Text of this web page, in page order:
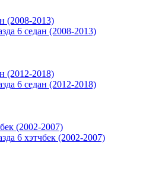
6 седан (2008-2013)
6 седан (2012-2018)
6 хэтчбек (2002-2007)